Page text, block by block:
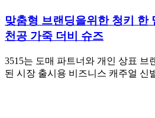
맞춤형 브랜딩을위한 청키 한
천공 가죽 더비 슈즈
3515는 도매 파트너와 개인 상표 브
된 시장 출시용 비즈니스 캐주얼 신